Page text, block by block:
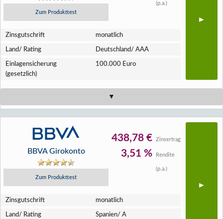
Zum Produkttest
(p.a.)
Zins­gutschrift monatlich
Land/ Rating Deutschland/ AAA
Einlagen­sicherung
(gesetzlich)
100.000 Euro
BBVA Girokonto
Zum Produkttest
438,78 € Zinsertrag
3,51 % Rendite
(p.a.)
Zins­gutschrift monatlich
Land/ Rating Spanien/ A